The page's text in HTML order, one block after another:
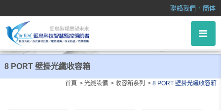
聯絡我們 ． 簡体
8 PORT 壁掛光纖收容箱
首頁 光纖設備 收容箱系列 8 PORT 壁掛光纖收容箱